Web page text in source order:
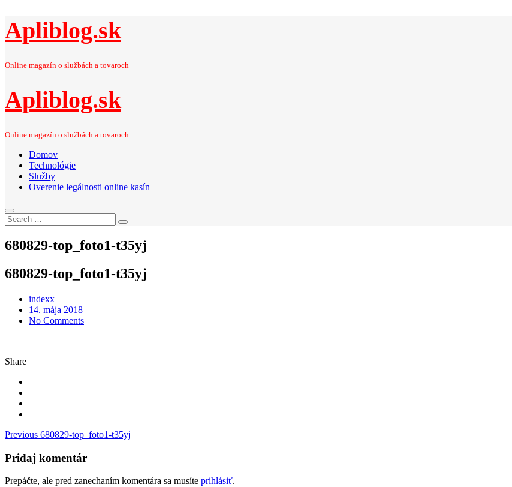
Apliblog.sk
Online magazín o službách a tovaroch
Apliblog.sk
Online magazín o službách a tovaroch
Domov
Technológie
Služby
Overenie legálnosti online kasín
Search
for:
Search
680829-top_foto1-t35yj
680829-top_foto1-t35yj
indexx
Posted
on
14. mája 2018
No Comments
Share
Navigácia
v
článku
Previous 680829-top_foto1-t35yj
Pridaj komentár
Prepáčte, ale pred zanechaním komentára sa musíte prihlásiť.